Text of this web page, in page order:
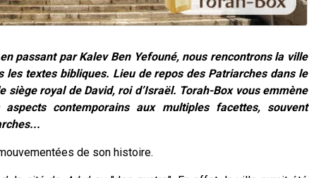
passant par Kalev Ben Yefouné, nous rencontrons la ville
les textes bibliques. Lieu de repos des Patriarches dans le
siège royal de David, roi d’Israël. Torah-Box vous emmène
contemporains aux multiples facettes, souvent
de son histoire.